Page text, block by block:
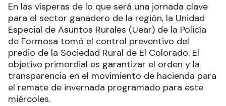
En las vísperas de lo que será una jornada clave
para el sector ganadero de la región, la Unidad
Especial de Asuntos Rurales (Uear) de la Policía
de Formosa tomó el control preventivo del
predio de la Sociedad Rural de El Colorado. El
objetivo primordial es garantizar el orden y la
transparencia en el movimiento de hacienda para
el remate de invernada programado para este
miércoles.